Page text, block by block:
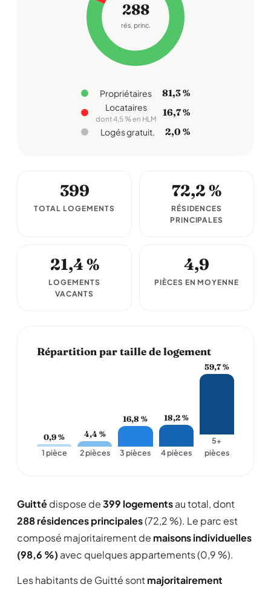
288
rés. princ.
Propriétaires 81,3 %
Locataires
dont 4,5 % en HLM
16,7 %
Logés gratuit. 2,0 %
399
TOTAL LOGEMENTS
72,2 %
RÉSIDENCES
PRINCIPALES
21,4 %
LOGEMENTS
VACANTS
4,9
PIÈCES EN MOYENNE
Répartition par taille de logement
0,9 %
1 pièce
4,4 %
2 pièces
16,8 %
3 pièces
18,2 %
4 pièces
59,7 %
5+
pièces
Guittédispose de399 logementsau total, dont
288 résidences principales(72,2 %). Le parc est
composé majoritairement de maisons individuelles
(98,6 %) avec quelques appartements (0,9 %).
Les habitants de Guitté sontmajoritairement